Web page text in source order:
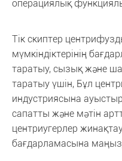
операциялық
Тік скиптер
мүмкіндіктерінің
таратыу, сызық және
таратыу үшін, Бұл
индустриясына
сапатты және мәтін
центриугерлер
бағдарламасына